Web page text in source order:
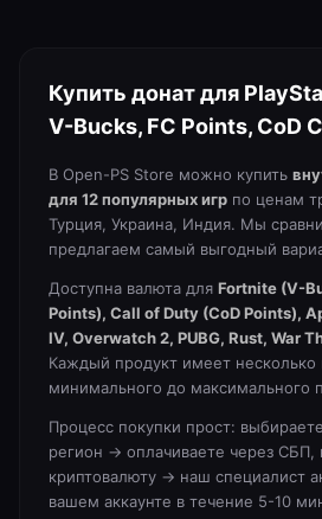
Купить донат для
V-Bucks, FC Points, CoD
В Open-PS Store можно купить
для 12популярных игр по ценам
Турция, Украина, Индия. Мы
предлагаем самый выгодный
Доступна валюта для Fortnite (V-
Points), Call of Duty (CoD Points),
IV, Overwatch 2, PUBG, Rust, War
Каждый продукт имеет
минимального до максимального
Процесс покупки прост:
регион → оплачиваете через СБП,
криптовалюту → наш специалист
вашем аккаунте в течение 5-10